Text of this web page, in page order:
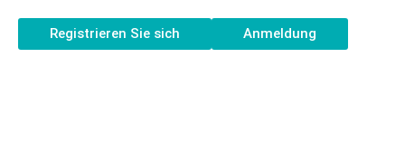
Registrieren Sie sich Anmeldung